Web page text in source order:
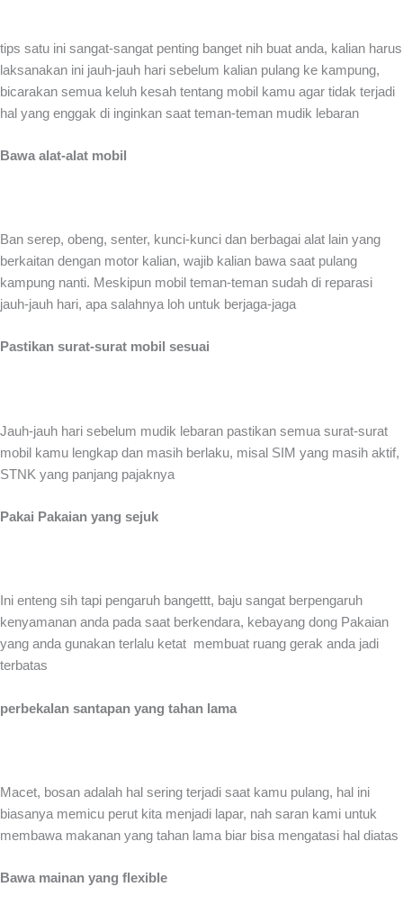
tips satu ini sangat-sangat penting banget nih buat anda, kalian harus
laksanakan ini jauh-jauh hari sebelum kalian pulang ke kampung,
bicarakan semua keluh kesah tentang mobil kamu agar tidak terjadi
hal yang enggak di inginkan saat teman-teman mudik lebaran
Bawa alat-alat mobil
Ban serep, obeng, senter, kunci-kunci dan berbagai alat lain yang
berkaitan dengan motor kalian, wajib kalian bawa saat pulang
kampung nanti. Meskipun mobil teman-teman sudah di reparasi
jauh-jauh hari, apa salahnya loh untuk berjaga-jaga
Pastikan surat-surat mobil sesuai
Jauh-jauh hari sebelum mudik lebaran pastikan semua surat-surat
mobil kamu lengkap dan masih berlaku, misal SIM yang masih aktif,
STNK yang panjang pajaknya
Pakai Pakaian yang sejuk
Ini enteng sih tapi pengaruh bangettt, baju sangat berpengaruh
kenyamanan anda pada saat berkendara, kebayang dong Pakaian
yang anda gunakan terlalu ketat membuat ruang gerak anda jadi
terbatas
perbekalan santapan yang tahan lama
Macet, bosan adalah hal sering terjadi saat kamu pulang, hal ini
biasanya memicu perut kita menjadi lapar, nah saran kami untuk
membawa makanan yang tahan lama biar bisa mengatasi hal diatas
Bawa mainan yang flexible